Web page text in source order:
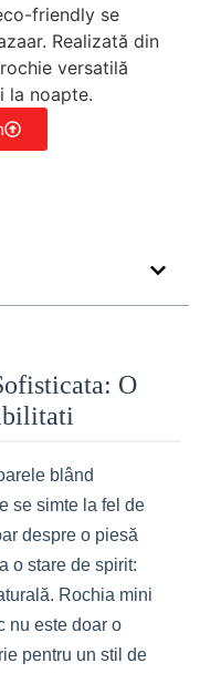
friendly se
Realizată din
versatilă
la noapte.
O
blând
se simte la fel de
despre o piesă
o stare de spirit:
Rochia mini
nu este doar o
pentru un stil de